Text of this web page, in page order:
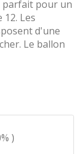
parfait pour un
Les
d'une
Le ballon